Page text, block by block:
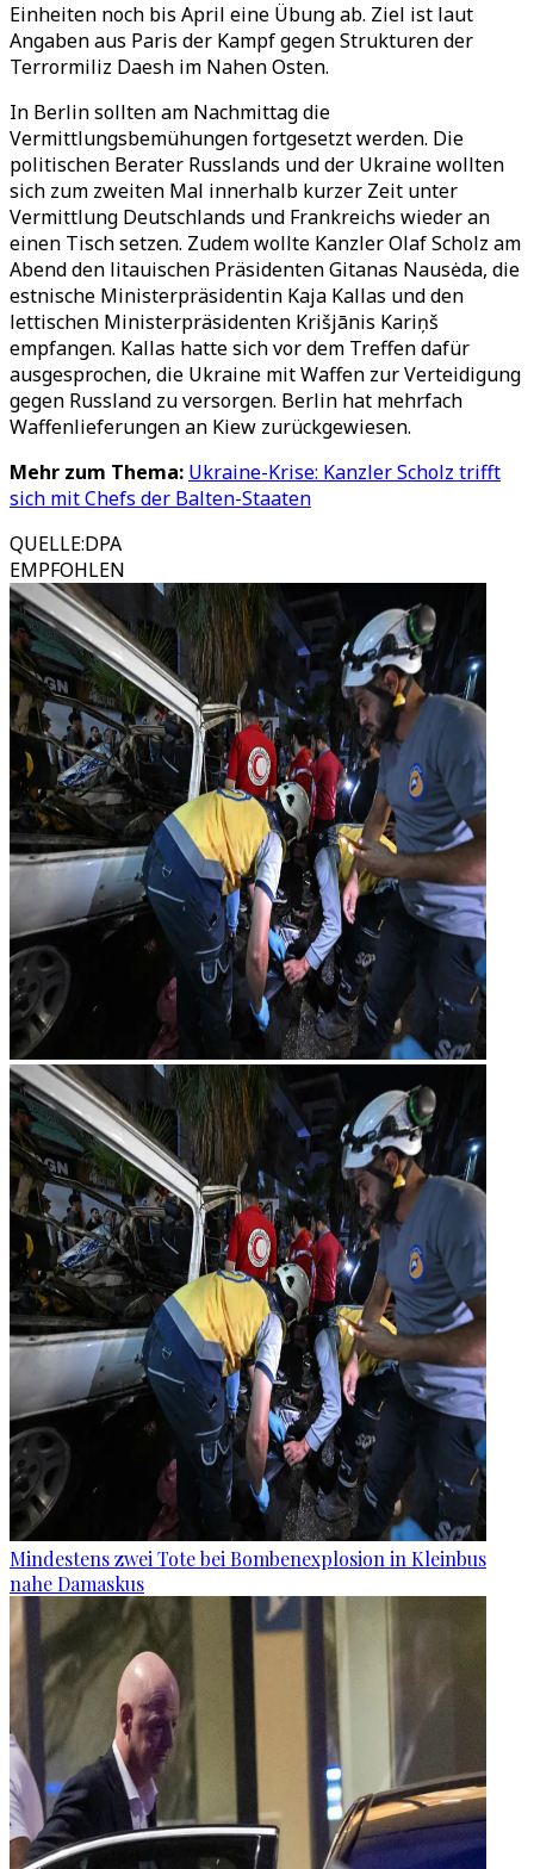
Einheiten noch bis April eine Übung ab. Ziel ist laut
Angaben aus Paris der Kampf gegen Strukturen der
Terrormiliz Daesh im Nahen Osten.
In Berlin sollten am Nachmittag die
Vermittlungsbemühungen fortgesetzt werden. Die
politischen Berater Russlands und der Ukraine wollten
sich zum zweiten Mal innerhalb kurzer Zeit unter
Vermittlung Deutschlands und Frankreichs wieder an
einen Tisch setzen. Zudem wollte Kanzler Olaf Scholz am
Abend den litauischen Präsidenten Gitanas Nausėda, die
estnische Ministerpräsidentin Kaja Kallas und den
lettischen Ministerpräsidenten Krišjānis Kariņš
empfangen. Kallas hatte sich vor dem Treffen dafür
ausgesprochen, die Ukraine mit Waffen zur Verteidigung
gegen Russland zu versorgen. Berlin hat mehrfach
Waffenlieferungen an Kiew zurückgewiesen.
Mehr zum Thema: Ukraine-Krise: Kanzler Scholz trifft
sich mit Chefs der Balten-Staaten
QUELLE:DPA
EMPFOHLEN
Mindestens zwei Tote bei Bombenexplosion in Kleinbus
nahe Damaskus